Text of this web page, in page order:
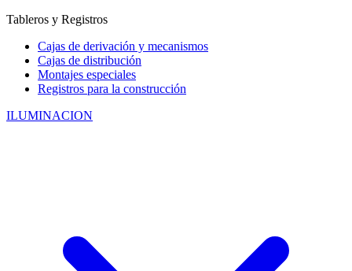
Tableros y Registros
Cajas de derivación y mecanismos
Cajas de distribución
Montajes especiales
Registros para la construcción
ILUMINACION